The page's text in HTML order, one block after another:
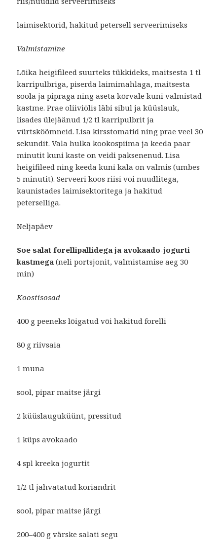
laimisektorid, hakitud petersell serveerimiseks
Valmistamine
Lõika heigifileed suurteks tükkideks, maitsesta 1 tl
karripulbriga, piserda laimimahlaga, maitsesta
soola ja pipraga ning aseta kõrvale kuni valmistad
kastme. Prae oliiviõlis läbi sibul ja küüslauk,
lisades ülejäänud 1/2 tl karripulbrit ja
vürtsköömneid. Lisa kirsstomatid ning prae veel 30
sekundit. Vala hulka kookospiima ja keeda paar
minutit kuni kaste on veidi paksenenud. Lisa
heigifileed ning keeda kuni kala on valmis (umbes
5 minutit). Serveeri koos riisi või nuudlitega,
kaunistades laimisektoritega ja hakitud
peterselliga.
Neljapäev
Soe salat forellipallidega ja avokaado-jogurti
kastmega(neli portsjonit, valmistamise aeg 30
min)
Koostisosad
400 g peeneks lõigatud või hakitud forelli
80 g riivsaia
1 muna
sool, pipar maitse järgi
2 küüslauguküünt, pressitud
1 küps avokaado
4 spl kreeka jogurtit
1/2 tl jahvatatud koriandrit
sool, pipar maitse järgi
200–400 g värske salati segu